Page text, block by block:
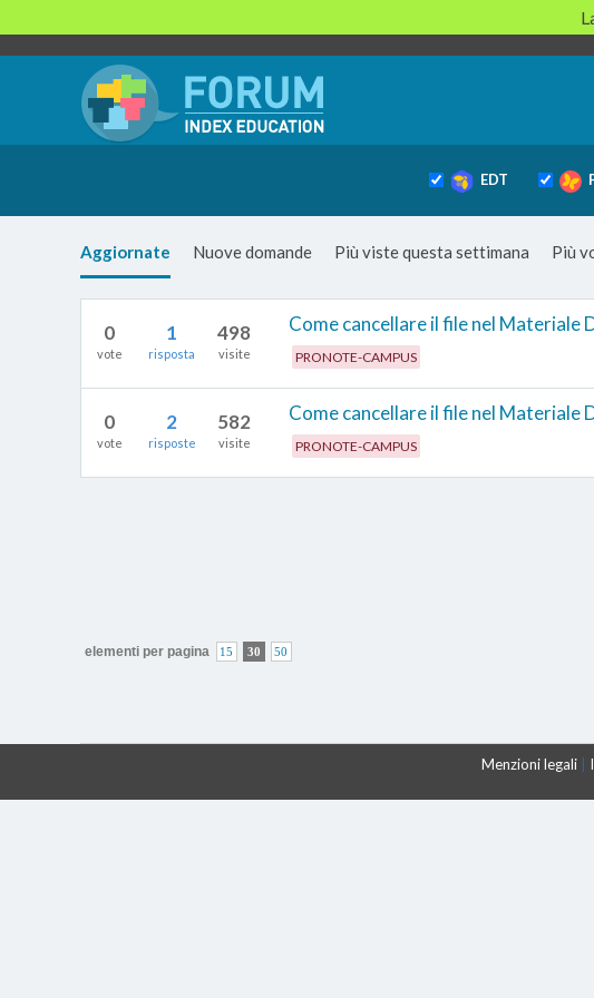
EDT
Aggiornate Nuove domande Più viste questa settimana Più
0
vote
1
risposta
498
visite
Come cancellare il file nel Materiale
PRONOTE-CAMPUS
0
vote
2
risposte
582
visite
Come cancellare il file nel Materiale
PRONOTE-CAMPUS
elementi per pagina 15 30 50
Menzioni legali